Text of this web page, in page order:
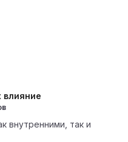
влияние
внутренними, так и